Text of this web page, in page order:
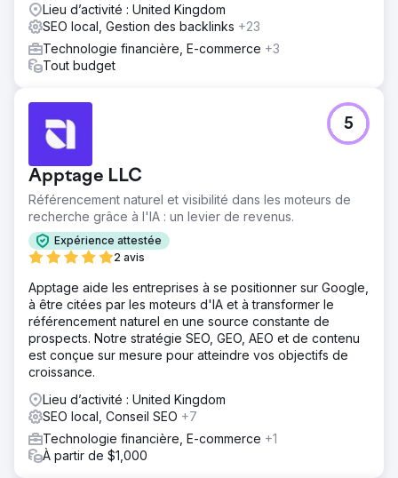
Lieu d’activité : United Kingdom
SEO local, Gestion des backlinks +23
Technologie financière, E-commerce +3
Tout budget
Apptage LLC
Référencement naturel et visibilité dans les moteurs de
recherche grâce à l'IA : un levier de revenus.
Expérience attestée
2 avis
5
Apptage aide les entreprises à se positionner sur Google,
à être citées par les moteurs d'IA et à transformer le
référencement naturel en une source constante de
prospects. Notre stratégie SEO, GEO, AEO et de contenu
est conçue sur mesure pour atteindre vos objectifs de
croissance.
Lieu d’activité : United Kingdom
SEO local, Conseil SEO +7
Technologie financière, E-commerce +1
À partir de $1,000